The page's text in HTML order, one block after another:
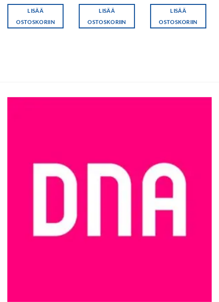
LISÄÄ
OSTOSKORIIN
LISÄÄ
OSTOSKORIIN
LISÄÄ
OSTOSKORIIN